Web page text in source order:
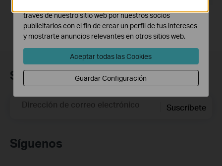
Suscripción
Dirección de correo electrónico Suscríbete
Síguenos
través de nuestro sitio web por nuestros socios
publicitarios con el fin de crear un perfil de tus intereses
y mostrarte anuncios relevantes en otros sitios web.
Aceptar todas las Cookies
Guardar Configuración